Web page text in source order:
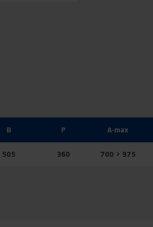
B P A-max
505 360 700 > 975